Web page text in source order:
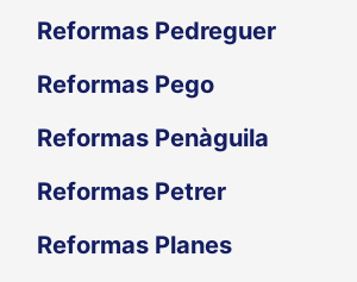
Reformas Pedreguer
Reformas Pego
Reformas Penàguila
Reformas Petrer
Reformas Planes